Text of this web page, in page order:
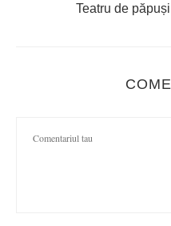
Teatru de